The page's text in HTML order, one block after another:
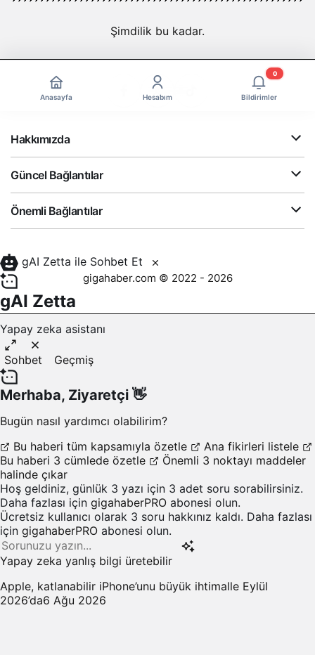
Şimdilik bu kadar.
Anasayfa Hesabım Bildirimler
0
Hakkımızda
Güncel Bağlantılar
Önemli Bağlantılar
gigahaber.com © 2022 - 2026
gAI Zetta ile Sohbet Et
gAI Zetta
Yapay zeka asistanı
Sohbet Geçmiş
Merhaba, Ziyaretçi 👋
Bugün nasıl yardımcı olabilirim?
Bu haberi tüm kapsamıyla özetle
Ana fikirleri listele
Bu haberi 3 cümlede özetle
Önemli 3 noktayı maddeler
halinde çıkar
Hoş geldiniz, günlük 3 yazı için 3 adet soru sorabilirsiniz.
Daha fazlası için gigahaberPRO abonesi olun.
Ücretsiz kullanıcı olarak 3 soru hakkınız kaldı. Daha fazlası
için gigahaberPRO abonesi olun.
Yapay zeka yanlış bilgi üretebilir
Apple, katlanabilir iPhone’unu büyük ihtimalle Eylül
2026’da6 Ağu 2026